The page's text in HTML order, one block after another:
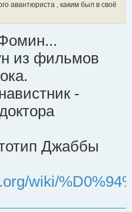
авантюриста , каким был в своё
из фильмов
-
Джаббы
wiki/